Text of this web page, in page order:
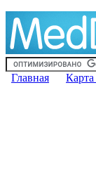
Главная Карта